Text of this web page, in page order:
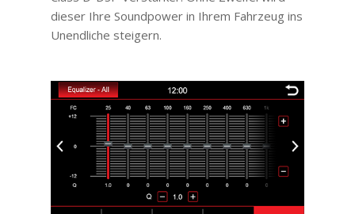
dieser Ihre Soundpower in Ihrem Fahrzeug ins
Unendliche steigern.